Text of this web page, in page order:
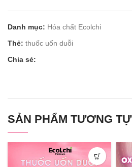
Danh mục: Hóa chất Ecolchi
Thẻ: thuốc uốn duỗi
Chia sẻ:
SẢN PHẨM TƯƠNG TỰ